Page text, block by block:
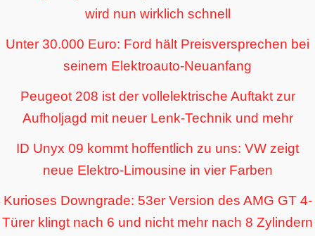
wird nun wirklich schnell
Unter 30.000 Euro: Ford hält Preisversprechen bei
seinem Elektroauto-Neuanfang
Peugeot 208 ist der vollelektrische Auftakt zur
Aufholjagd mit neuer Lenk-Technik und mehr
ID Unyx 09 kommt hoffentlich zu uns: VW zeigt
neue Elektro-Limousine in vier Farben
Kurioses Downgrade: 53er Version des AMG GT 4-
Türer klingt nach 6 und nicht mehr nach 8 Zylindern